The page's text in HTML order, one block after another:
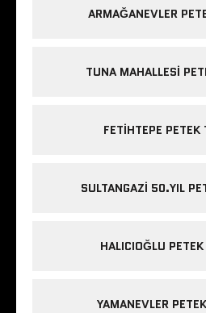
ARMAĞANEVLER
TUNA MAHALLESI
FETIHTEPE PETEK
SULTANGAZI 50.YIL
HALICIOĞLU
YAMANEVLER